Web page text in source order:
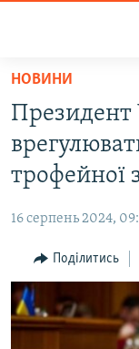
Перейти
основного
матеріалу
Перейти
до
основної
навігації
Перейти
до
пошуку
ВОДА.КРИМ
ВІДЕО ТА ФОТО
БЛОГИ
ПОГЛЯД
ІНТЕРВ'Ю
ВСЕ ЗА ДЕНЬ
НОВИНИ
Президент
трофейної
16 серпень 2024,
Поділитись